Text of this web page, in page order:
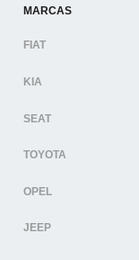
MARCAS
FIAT
KIA
SEAT
TOYOTA
OPEL
JEEP